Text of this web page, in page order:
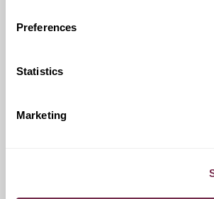
Preferences
Statistics
Marketing
Ritiro Usato
I nostri esperti ti forniranno una